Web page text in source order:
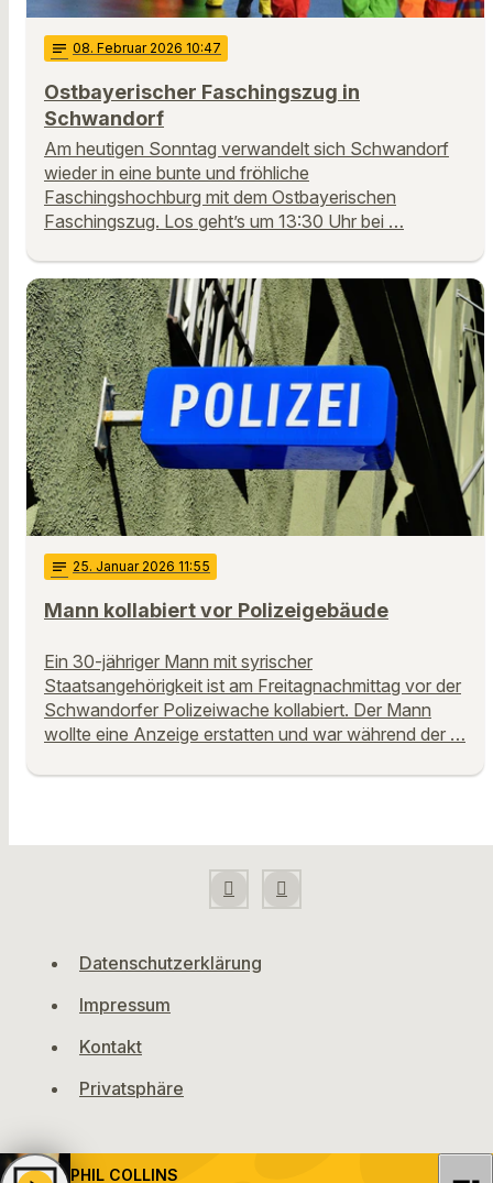
notes 08. Februar 2026 10:47
Ostbayerischer Faschingszug in
Schwandorf
Am heutigen Sonntag verwandelt sich Schwandorf
wieder in eine bunte und fröhliche
Faschingshochburg mit dem Ostbayerischen
Faschingszug. Los geht’s um 13:30 Uhr bei …
notes 25. Januar 2026 11:55
Mann kollabiert vor Polizeigebäude
Ein 30-jähriger Mann mit syrischer
Staatsangehörigkeit ist am Freitagnachmittag vor der
Schwandorfer Polizeiwache kollabiert. Der Mann
wollte eine Anzeige erstatten und war während der …
Datenschutzerklärung
Impressum
Kontakt
Privatsphäre
PHIL COLLINS